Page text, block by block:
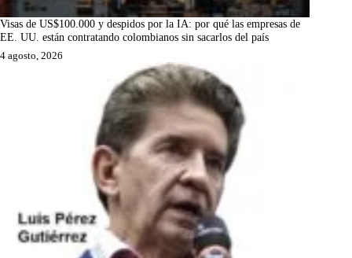
Visas de US$100.000 y despidos por la IA: por qué las empresas de
EE. UU. están contratando colombianos sin sacarlos del país
4 agosto, 2026